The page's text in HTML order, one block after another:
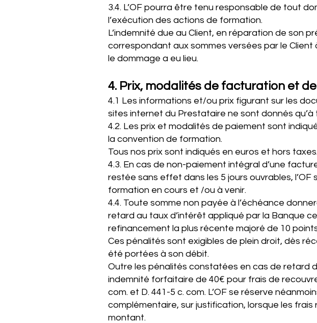
3.4. L’OF pourra être tenu responsable de tout
l’exécution des actions de formation.
L’indemnité due au Client, en réparation de son
correspondant aux sommes versées par le Client
le dommage a eu lieu.
4. Prix, modalités de facturation et
4.1 Les informations et/ou prix figurant sur les
sites internet du Prestataire ne sont donnés qu’à
4.2. Les prix et modalités de paiement sont
la convention de formation.
Tous nos prix sont indiqués en euros et hors
4.3. En cas de non-paiement intégral d’une
restée sans effet dans les 5 jours ouvrables,
formation en cours et /ou à venir.
4.4. Toute somme non payée à l’échéance
retard au taux d’intérêt appliqué par la Banque
refinancement la plus récente majoré de 10
Ces pénalités sont exigibles de plein droit, dès
été portées à son débit.
Outre les pénalités constatées en cas de retard
indemnité forfaitaire de 40€ pour frais de
com. et D. 441-5 c. com. L’OF se réserve
complémentaire, sur justification, lorsque les
montant.